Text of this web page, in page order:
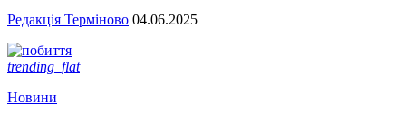
Редакція Терміново 04.06.2025
trending_flat
Новини